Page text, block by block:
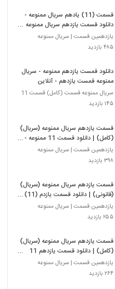
قسمت (11) یادهم سریال ممنوعه -
دانلود قسمت یازدهم سریال ممنوعه -
HF
یازدهمین قسمت | سریال ممنوعه
۴۸۵ بازدید
دانلود قمست یازدهم ممنوعه - سریال
ممنوعه قمست یازدهم - آنلاین
سریال ممنوعه قسمت (کامل) قسمت 11
۱۴۵ بازدید
قسمت یازدهم سریال ممنوعه (سریال)
(کامل) | دانلود قسمت 11 ممنوعه -
FILM
یازدهمین قسمت | سریال ممنوعه
۳۹۸ بازدید
قسمت یازدهم سریال ممنوعه (سریال)
(قانونی) | دانلود قسمت یازدم (11)
سریال ممنوعه - سریال ایرانی
یازدهمین قسمت | سریال ممنوعه
۲۵۵ بازدید
قسمت یازدهم سریال ممنوعه (سریال)
(کامل) | دانلود قسمت یازدهم 11
سریال - سریال ممنوعه - دانلود -
ایرانی - کامل - قانونی - نماشا
یازدهمین قسمت | سریال ممنوعه
۲۶۴ بازدید